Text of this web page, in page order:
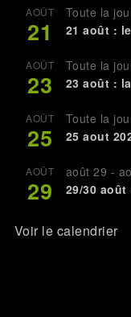
AOÛT
21
Toute la
21 août : le
AOÛT
23
Toute la
23 août :
AOÛT
25
Toute la
25 aout
AOÛT
29
août 29 -
29/30 août
Voir le calendrier